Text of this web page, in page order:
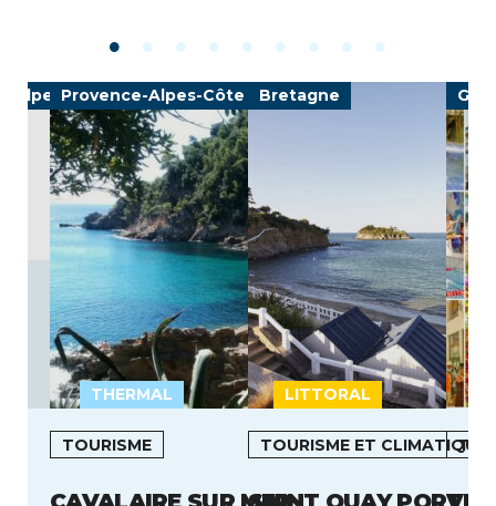
Alpes
THERMAL
Provence-Alpes-Côte d'Azur
LITTORAL
TOURISME
Bretagne
TOURISME ET CLIMATIQUE